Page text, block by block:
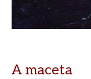
A maceta